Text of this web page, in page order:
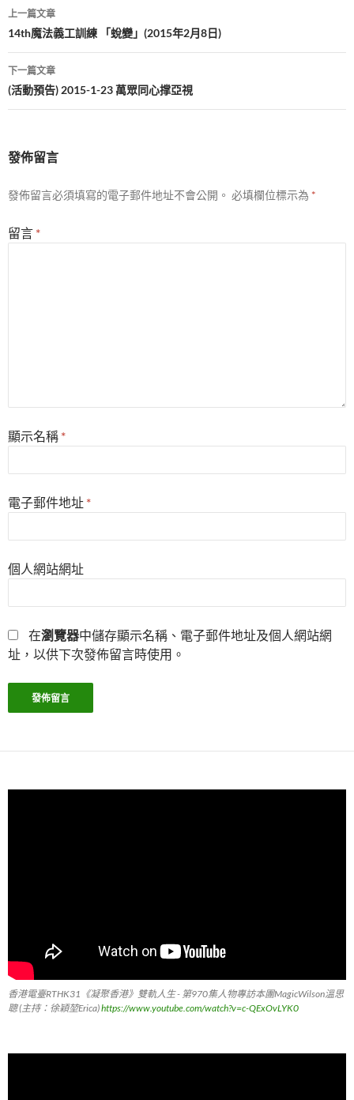
文
章
導
覽
上一篇文章
14th魔法義工訓練 「蛻變」(2015年2月8日)
下一篇文章
(活動預告) 2015-1-23 萬眾同心撑亞視
發佈留言
發佈留言必須填寫的電子郵件地址不會公開。 必填欄位標示為 *
留言 *
顯示名稱 *
電子郵件地址 *
個人網站網址
在瀏覽器中儲存顯示名稱、電子郵件地址及個人網站網
址，以供下次發佈留言時使用。
香港電臺RTHK31《凝聚香港》雙軌人生 - 第970集人物專訪本團MagicWilson溫思
聰 (主持：徐穎堃Erica)https://www.youtube.com/watch?v=c-QExOvLYK0